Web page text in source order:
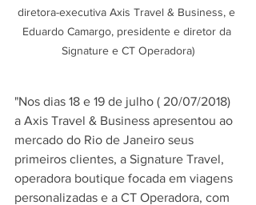
diretora-executiva Axis Travel & Business, e
Eduardo Camargo, presidente e diretor da
Signature e CT Operadora)
"Nos dias 18 e 19 de julho ( 20/07/2018)
a Axis Travel & Business apresentou ao
mercado do Rio de Janeiro seus
primeiros clientes, a Signature Travel,
operadora boutique focada em viagens
personalizadas e a CT Operadora, com